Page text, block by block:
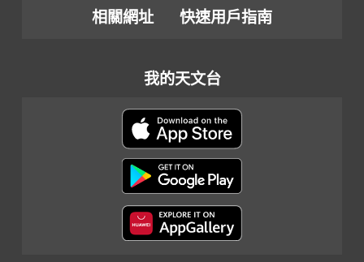
相關網址
快速用戶指南
我的天文台